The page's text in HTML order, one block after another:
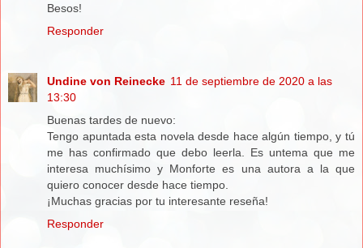
Besos!
Responder
Undine von Reinecke 11 de septiembre de 2020 a las
13:30
Buenas tardes de nuevo:
Tengo apuntada esta novela desde hace algún tiempo, y tú
me has confirmado que debo leerla. Es untema que me
interesa muchísimo y Monforte es una autora a la que
quiero conocer desde hace tiempo.
¡Muchas gracias por tu interesante reseña!
Responder